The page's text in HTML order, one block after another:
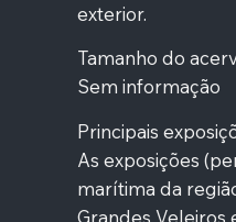
exterior.
Tamanho do
Sem informação
Principais
As exposições
marítima da